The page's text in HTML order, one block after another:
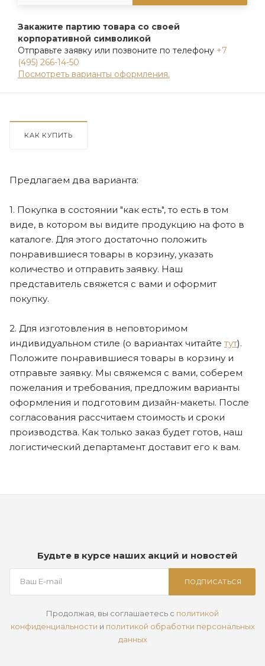
Закажите партию товара со своей
корпоративной символикой
Отправьте заявку или позвоните по телефону +7
(495) 266-14-50
Посмотреть варианты оформления.
КАК КУПИТЬ
Предлагаем два варианта:
1. Покупка в состоянии "как есть", то есть в том
виде, в котором вы видите продукцию на фото в
каталоге. Для этого достаточно положить
понравившиеся товары в корзину, указать
количество и отправить заявку. Наш
представитель свяжется с вами и оформит
покупку.
2. Для изготовления в неповторимом
индивидуальном стиле (о вариантах читайте тут).
Положите понравившиеся товары в корзину и
отправьте заявку. Мы свяжемся с вами, соберем
пожелания и требования, предложим варианты
оформления и подготовим дизайн-макеты. После
согласования рассчитаем стоимость и сроки
производства. Как только заказ будет готов, наш
логистический департамент доставит его к вам.
Будьте в курсе наших акций и новостей
ПОДПИСАТЬСЯ
Продолжая, вы соглашаетесь с политикой
конфиденциальности и политикой обработки персональных
данных